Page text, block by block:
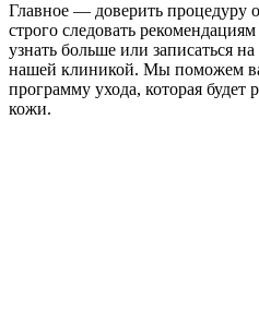
Главное — доверить процедуру
строго следовать
узнать больше или записаться
нашей клиникой. Мы поможем
программу ухода, которая будет
кожи.